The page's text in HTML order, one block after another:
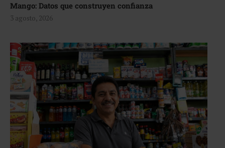
Mango: Datos que construyen confianza
3 agosto, 2026